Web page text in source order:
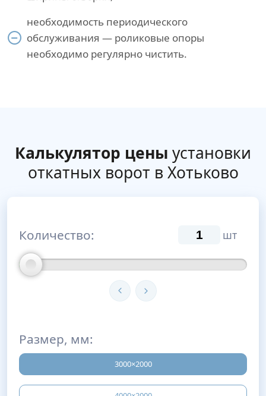
необходимость периодического
обслуживания — роликовые опоры
необходимо регулярно чистить.
Калькулятор цены установки
откатных ворот в Хотьково
Количество: шт
Размер, мм:
3000×2000